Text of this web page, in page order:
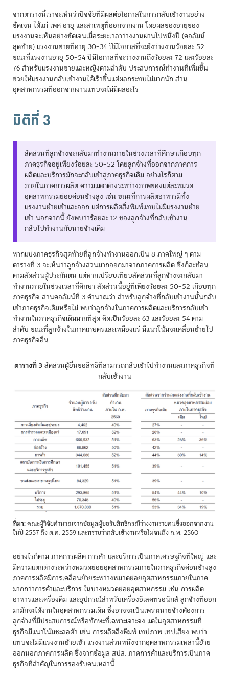
จากตารางนี้เราจะเห็นว่าปัจจัยที่มีผลต่อโอกาสในการกลับเข้างานอย่าง
ชัดเจน ได้แก่ เพศ อายุ และสาเหตุที่ออกจากงาน โดยผลของอายุของ
แรงงานจะเห็นอย่างชัดเจนเมื่อระยะเวลาว่างงานผ่านไปหนึ่งปี (คอลัมน์
สุดท้าย) แรงงานชายที่อายุ 30–34 ปีมีโอกาสที่จะยังว่างงานร้อยละ 52
ขณะที่แรงงานอายุ 50–54 ปีมีโอกาสที่จะว่างงานถึงร้อยละ 72 และร้อยละ
76 สำหรับแรงงานชายและหญิงตามลำดับ ประสบการณ์ทำงานที่เพิ่มขึ้น
ช่วยให้แรงงานกลับเข้างานได้เร็วขึ้นแต่ผลกระทบไม่มากนัก ส่วน
อุตสาหกรรมที่ออกจากงานแทบจะไม่มีผลอะไร
มิติที่ 3
สัดส่วนที่ลูกจ้างจะกลับมาทำงานภายในช่วงเวลาที่ศึกษาเกือบทุก
ภาคธุรกิจอยู่เพียงร้อยละ 50–52 โดยลูกจ้างที่ออกจากภาคการ
ผลิตและบริการมักจะกลับเข้าสู่ภาคธุรกิจเดิม อย่างไรก็ตาม
ภายในภาคการผลิต ความแตกต่างระหว่างภาพของแต่ละหมวด
อุตสาหกรรมย่อยค่อนข้างสูง เช่น ขณะที่การผลิตอาหารมีทั้ง
แรงงานย้ายเข้าและออก แต่การผลิตสิ่งพิมพ์แทบไม่มีแรงงานย้าย
เข้า นอกจากนี้ ยังพบว่าร้อยละ 12 ของลูกจ้างที่กลับเข้างาน
กลับไปทำงานกับนายจ้างเดิม
หากแบ่งภาคธุรกิจสุดท้ายที่ลูกจ้างทำงานออกเป็น 8 ภาคใหญ่ ๆ ตาม
ตารางที่ 3 จะเห็นว่าลูกจ้างส่วนมากออกมาจากภาคการผลิต ซึ่งก็สะท้อน
ตามสัดส่วนผู้ประกันตน แต่หากเปรียบเทียบสัดส่วนที่ลูกจ้างจะกลับมา
ทำงานภายในช่วงเวลาที่ศึกษา สัดส่วนนี้อยู่ที่เพียงร้อยละ 50–52 เกือบทุก
ภาคธุรกิจ ส่วนคอลัมน์ที่ 3 คำนวณว่า สำหรับลูกจ้างที่กลับเข้างานนั้นกลับ
เข้าภาคธุรกิจเดิมหรือไม่ พบว่าลูกจ้างในภาคการผลิตและบริการกลับเข้า
ทำงานในภาคธุรกิจเดิมมากที่สุด คิดเป็นร้อยละ 63 และร้อยละ 54 ตาม
ลำดับ ขณะที่ลูกจ้างในภาคเกษตรและเหมืองแร่ มีแนวโน้มจะเคลื่อนย้ายไป
ภาคธุรกิจอื่น
ตารางที่ 3สัดส่วนผู้ยื่นขอสิทธิที่สามารถกลับเข้าไปทำงานและภาคธุรกิจที่
กลับเข้างาน
ที่มา:คณะผู้วิจัยคำนวณจากข้อมูลผู้ขอรับสิทธิกรณีว่างงานรายคนซึ่งออกจากงาน
ในปี 2557 ถึง ต.ค. 2559 และทราบว่ากลับเข้างานหรือไม่จนถึง ก.พ. 2560
อย่างไรก็ตาม ภาคการผลิต การค้า และบริการเป็นภาคเศรษฐกิจที่ใหญ่ และ
มีความแตกต่างระหว่างหมวดย่อยอุตสาหกรรมภายในภาคธุรกิจค่อนข้างสูง
ภาคการผลิตมีการเคลื่อนย้ายระหว่างหมวดย่อยอุตสาหกรรมภายในภาค
มากกว่าการค้าและบริการ ในบางหมวดย่อยอุตสาหกรรม เช่น การผลิต
อาหารและเครื่องดื่ม และอุปกรณ์สำหรับเครื่องอิเลคทรอนิกส์ ลูกจ้างที่ออก
มามักจะได้งานในอุตสาหกรรมเดิม ซึ่งอาจจะเป็นเพราะนายจ้างต้องการ
ลูกจ้างที่มีประสบการณ์หรือทักษะที่เฉพาะเจาะจง แต่ในอุตสาหกรรมที่
ธุรกิจมีแนวโน้มชะลอตัว เช่น การผลิตสิ่งพิมพ์ เทปภาพ เทปเสียง พบว่า
แทบจะไม่มีแรงงานย้ายเข้า แรงงานส่วนหนึ่งจากอุตสาหกรรมเหล่านี้ย้าย
ออกนอกภาคการผลิต ซึ่งจากข้อมูล สปส. ภาคการค้าและบริการเป็นภาค
ธุรกิจที่สำคัญในการรองรับคนเหล่านี้